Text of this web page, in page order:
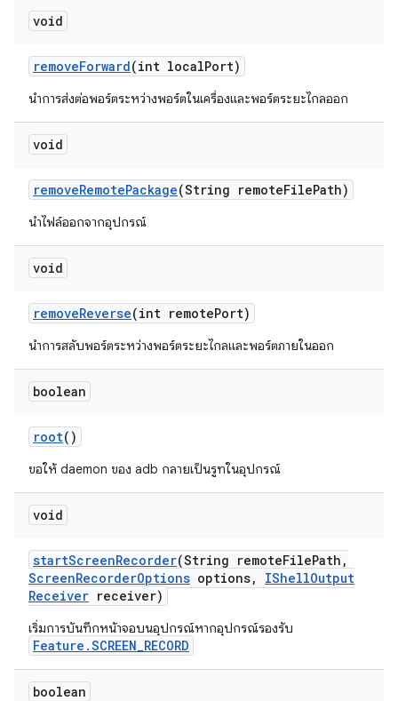
void
removeForward(int localPort)
นำการส่งต่อพอร์ตระหว่างพอร์ตในเครื่องและพอร์ตระยะไกลออก
void
removeRemotePackage(String remoteFilePath)
นำไฟล์ออกจากอุปกรณ์
void
removeReverse(int remotePort)
นำการสลับพอร์ตระหว่างพอร์ตระยะไกลและพอร์ตภายในออก
boolean
root()
ขอให้ daemon ของ adb กลายเป็นรูทในอุปกรณ์
void
startScreenRecorder(String remoteFilePath ,
ScreenRecorderOptions options, IShellOutput
Receiver receiver)
เริ่มการบันทึกหน้าจอบนอุปกรณ์หากอุปกรณ์รองรับ
Feature.SCREEN_RECORD
boolean